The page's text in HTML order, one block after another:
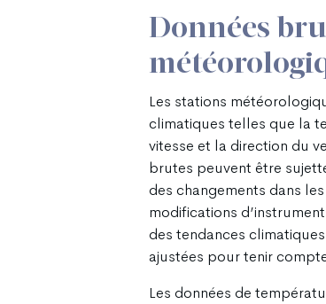
Données
Les stations
climatiques telles que la
vitesse et la direction du
brutes peuvent être
des changements dans
modifications
des tendances
ajustées pour tenir
Les données de